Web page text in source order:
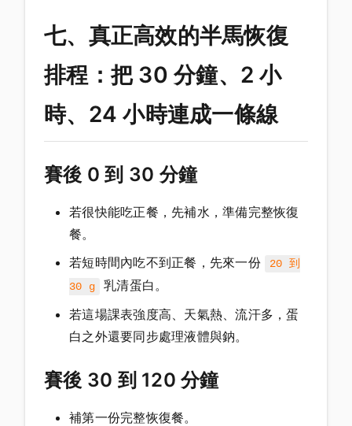
七、真正高效的半馬恢復
排程：把 30 分鐘、2 小
時、24 小時連成一條線
賽後 0 到 30 分鐘
若很快能吃正餐，先補水，準備完整恢復
餐。
若短時間內吃不到正餐，先來一份
20 到
30 g
乳清蛋白。
若這場課表強度高、天氣熱、流汗多，蛋
白之外還要同步處理液體與鈉。
賽後 30 到 120 分鐘
補第一份完整恢復餐。